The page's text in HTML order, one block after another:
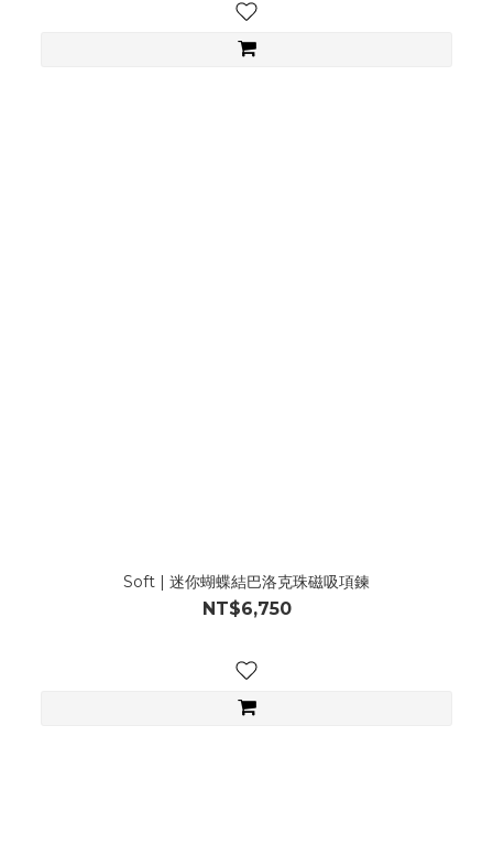
Soft | 迷你蝴蝶結巴洛克珠磁吸項鍊
NT$6,750